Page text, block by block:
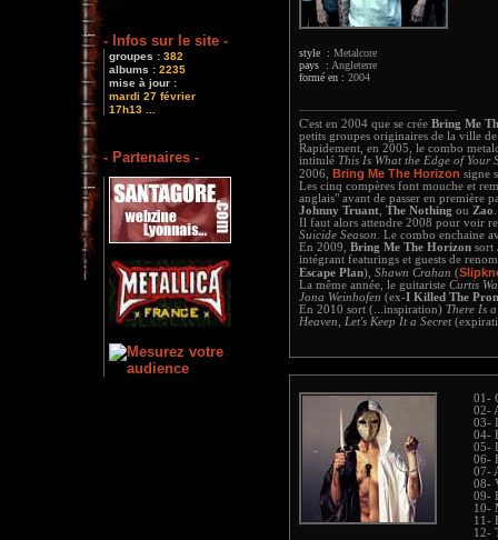
- Infos sur le site -
groupes : 382
albums : 2235
mise à jour :
mardi 27 février
17h13 ...
- Partenaires -
style : Metalcore
pays : Angleterre
formé en : 2004
C'est en 2004 que se crée Bring Me
petits groupes originaires de la ville
Rapidement, en 2005, le combo
intitulé This Is What the Edge of Your
2006, Bring Me The Horizon signe
Les cinq compères font mouche et
anglais" avant de passer en première
Johnny Truant The Nothing ou Zao
Il faut alors attendre 2008 pour voir
Suicide Season . Le combo enchaine
En 2009, Bring Me The Horizon sort
intégrant featurings et guests de
Escape Plan), Shawn Crahan (
La même année, le guitariste Curtis
Jona Weinhofen (ex-I Killed The
En 2010 sort (...inspiration) There Is
Heaven, Let's Keep It a Secret
01-
02-
03-
04-
05-
06-
07-
08-
09-
10-
11-
12-